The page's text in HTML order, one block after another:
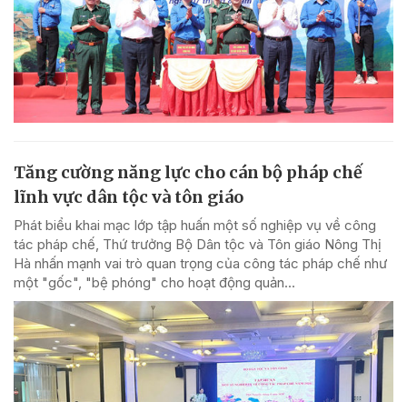
Tăng cường năng lực cho cán bộ pháp chế
lĩnh vực dân tộc và tôn giáo
Phát biểu khai mạc lớp tập huấn một số nghiệp vụ về công
tác pháp chế, Thứ trưởng Bộ Dân tộc và Tôn giáo Nông Thị
Hà nhấn mạnh vai trò quan trọng của công tác pháp chế như
một "gốc", "bệ phóng" cho hoạt động quản...